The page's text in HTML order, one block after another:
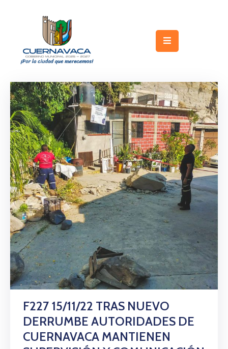
Gobierno
Turismo
Trámites
y
Servicios
Licitaciones
Transparencia
Directorio
Citas
F227 15/11/22 TRAS NUEVO
DERRUMBE AUTORIDADES DE
CUERNAVACA MANTIENEN